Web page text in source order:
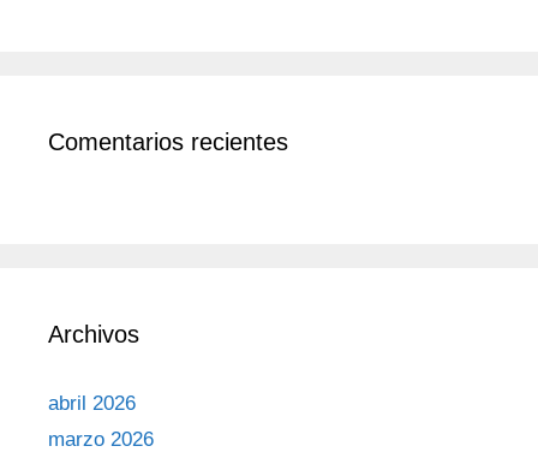
Comentarios recientes
Archivos
abril 2026
marzo 2026